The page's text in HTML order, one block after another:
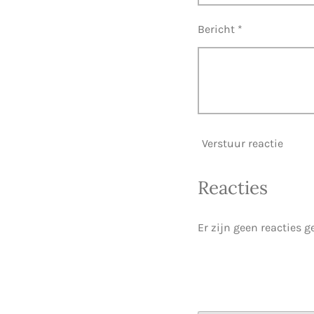
Bericht *
Verstuur reactie
Reacties
Er zijn geen reacties